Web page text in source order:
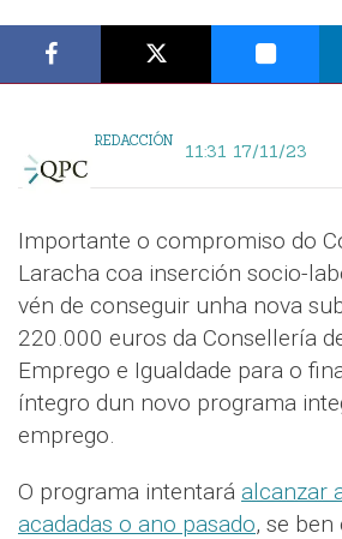
REDACCIÓN 11:31 17/11/23
Importante o compromiso do
Laracha coa inserción socio-
vén de conseguir unha nova
220.000 euros da Consellería
Emprego e Igualdade para o
íntegro dun novo programa
emprego.
O programa intentará alcanzar
acadadas o ano pasado, se